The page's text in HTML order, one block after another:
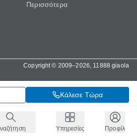
Κάλεσε Τώρα
Περισσότερα
Copyright © 2009–2026, 11888 giaola
Υπηρεσίες Προφίλ